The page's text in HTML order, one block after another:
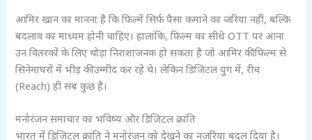
आमिर खान का मानना है कि फिल्में सिर्फ पैसा कमाने का जरिया नहीं, बल्कि
बदलाव का माध्यम होनी चाहिए। हालांकि, फिल्म का सीधे OTT पर आना
उन वितरकों के लिए थोड़ा निराशाजनक हो सकता है जो आमिर की फिल्म से
सिनेमाघरों में भीड़ की उम्मीद कर रहे थे। लेकिन डिजिटल युग में, रीच
(Reach) ही सब कुछ है।
मनोरंजन समाचार का भविष्य और डिजिटल क्रांति
भारत में डिजिटल क्रांति ने मनोरंजन को देखने का नजरिया बदल दिया है।